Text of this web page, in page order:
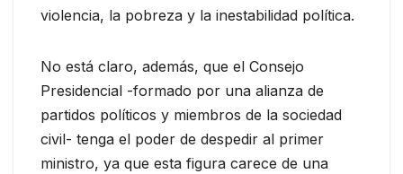
violencia, la pobreza y la inestabilidad política.
No está claro, además, que el Consejo
Presidencial -formado por una alianza de
partidos políticos y miembros de la sociedad
civil- tenga el poder de despedir al primer
ministro, ya que esta figura carece de una